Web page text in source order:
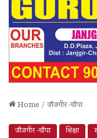
Home / जाँजगीर -चाँपा
जाँजगीर -चाँपा शिक्षा